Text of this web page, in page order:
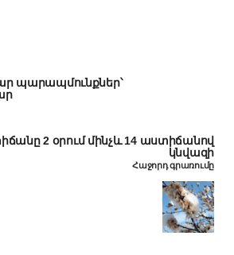
պարապմունքներ՝
2 օրում մինչև 14 աստիճանով
կնվազի
Հաջորդ գրառումը